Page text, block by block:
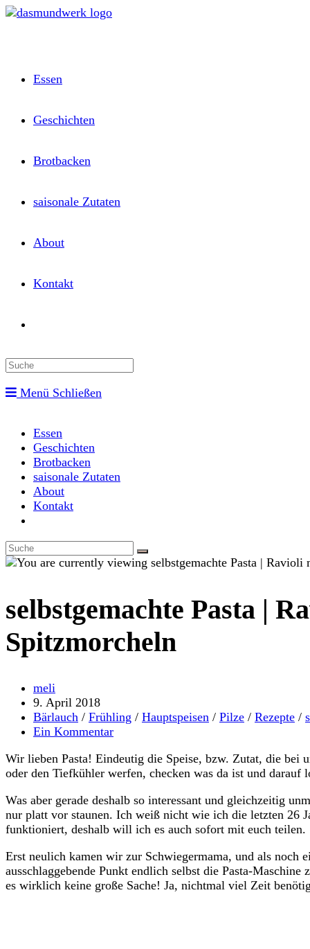
Zum
Essen
Geschichten
Brotbacken
saisonale Zutaten
About
Kontakt
website
Menü Schließen
Essen
Geschichten
Brotbacken
saisonale Zutaten
About
Kontakt
search
selbstgemachte Pasta |
Spitzmorcheln
Beitrags-
Autor:
meli
Beitrag
veröffentlicht:
9. April 2018
Beitrags-
Kategorie:
Bärlauch / Frühling / Hauptspeisen / Pilze / Rezepte /
Beitrags-
Ein Kommentar
Wir lieben Pasta! Eindeutig die Speise, bzw. Zutat, die bei
oder den Tiefkühler werfen, checken was da ist und darauf
Was aber gerade deshalb so interessant und gleichzeitig
nur platt vor staunen. Ich weiß nicht wie ich die letzten 26
funktioniert, deshalb will ich es auch sofort mit euch teilen.
Erst neulich kamen wir zur Schwiegermama, und als noch
ausschlaggebende Punkt endlich selbst die Pasta-
es wirklich keine große Sache! Ja, nichtmal viel Zeit